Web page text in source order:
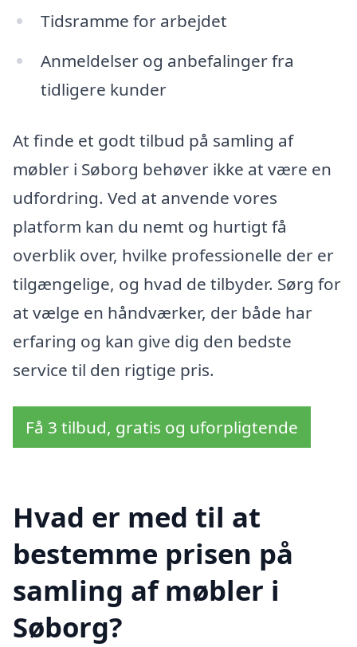
Tidsramme for arbejdet
Anmeldelser og anbefalinger fra
tidligere kunder
At finde et godt tilbud på samling af
møbler i Søborg behøver ikke at være en
udfordring. Ved at anvende vores
platform kan du nemt og hurtigt få
overblik over, hvilke professionelle der er
tilgængelige, og hvad de tilbyder. Sørg for
at vælge en håndværker, der både har
erfaring og kan give dig den bedste
service til den rigtige pris.
Få 3 tilbud, gratis og uforpligtende
Hvad er med til at
bestemme prisen på
samling af møbler i
Søborg?